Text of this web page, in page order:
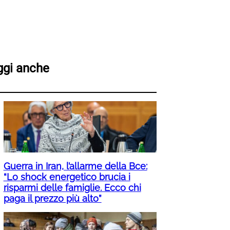
anche
Guerra in Iran, l’allarme della Bce:
“Lo shock energetico brucia i
risparmi delle famiglie. Ecco chi
paga il prezzo più alto”